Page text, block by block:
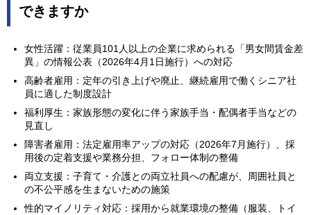
できますか
女性活躍：従業員101人以上の企業に求められる「男女間賃金差
異」の情報公表（2026年4月1日施行）への対応
高齢者雇用：定年の引き上げや廃止、継続雇用で働くシニア社
員に適した制度設計
福利厚生：家族形態の変化に伴う家族手当・配偶者手当などの
見直し
障害者雇用：法定雇用率アップの対応（2026年7月施行）、採
用後の定着支援や業務分担、フォロー体制の整備
両立支援：子育て・介護との両立社員への配慮が、周囲社員と
の不公平感を生まないための施策
性的マイノリティ対応：採用から就業環境の整備（服装、トイ